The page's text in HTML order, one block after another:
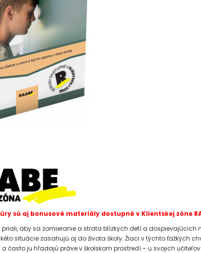
sú aj bonusové materiály dostupné v Klientskej zóne
priali, aby sa zomieranie a strata blízkych detí a dospievajúcich
situácie zasahujú aj do života školy. Žiaci v týchto ťažkých
a často ju hľadajú práve v školskom prostredí – u svojich